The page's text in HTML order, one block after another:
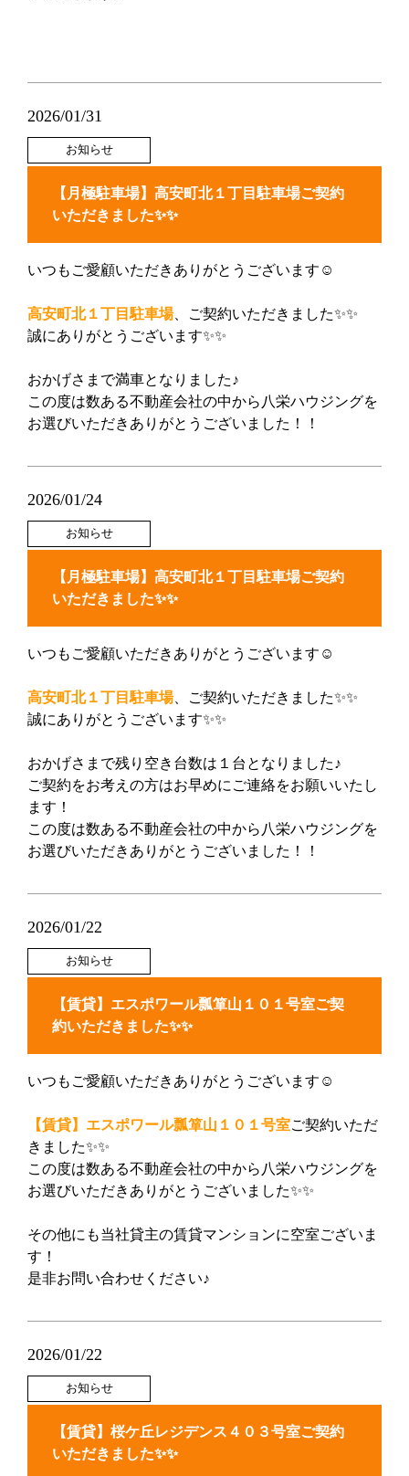
2026/01/31
お知らせ
【月極駐車場】高安町北１丁目駐車場ご契約
いただきました✨✨
いつもご愛顧いただきありがとうございます☺
高安町北１丁目駐車場、ご契約いただきました✨✨
誠にありがとうございます✨✨
おかげさまで満車となりました♪
この度は数ある不動産会社の中から八栄ハウジングを
お選びいただきありがとうございました！！
2026/01/24
お知らせ
【月極駐車場】高安町北１丁目駐車場ご契約
いただきました✨✨
いつもご愛顧いただきありがとうございます☺
高安町北１丁目駐車場、ご契約いただきました✨✨
誠にありがとうございます✨✨
おかげさまで残り空き台数は１台となりました♪
ご契約をお考えの方はお早めにご連絡をお願いいたし
ます！
この度は数ある不動産会社の中から八栄ハウジングを
お選びいただきありがとうございました！！
2026/01/22
お知らせ
【賃貸】エスポワール瓢箪山１０１号室ご契
約いただきました✨✨
いつもご愛顧いただきありがとうございます☺
【賃貸】 エスポワール瓢箪山１０１号室ご契約いただ
きました✨✨
この度は数ある不動産会社の中から八栄ハウジングを
お選びいただきありがとうございました✨✨
その他にも当社貸主の賃貸マンションに空室ございま
す！
是非お問い合わせください♪
2026/01/22
お知らせ
【賃貸】桜ケ丘レジデンス４０３号室ご契約
いただきました✨✨